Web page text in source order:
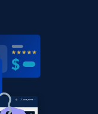
by
number,